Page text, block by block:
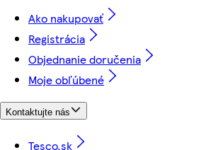
Ako nakupovať
Registrácia
Objednanie doručenia
Moje obľúbené
Kontaktujte nás
Tesco.sk